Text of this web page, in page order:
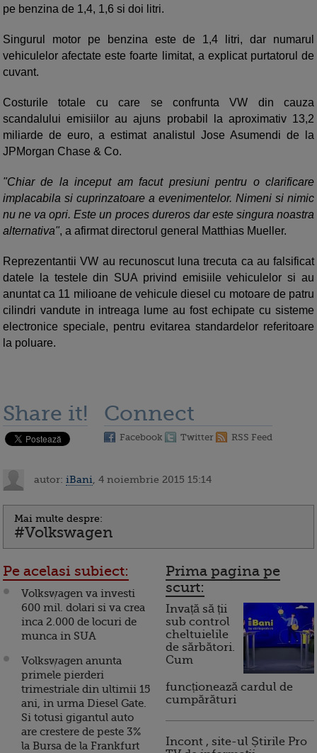
pe benzina de 1,4, 1,6 si doi litri.
Singurul motor pe benzina este de 1,4 litri, dar numarul
vehiculelor afectate este foarte limitat, a explicat purtatorul de
cuvant.
Costurile totale cu care se confrunta VW din cauza
scandalului emisiilor au ajuns probabil la aproximativ 13,2
miliarde de euro, a estimat analistul Jose Asumendi de la
JPMorgan Chase & Co.
"Chiar de la inceput am facut presiuni pentru o clarificare
implacabila si cuprinzatoare a evenimentelor. Nimeni si nimic
nu ne va opri. Este un proces dureros dar este singura noastra
alternativa", a afirmat directorul general Matthias Mueller.
Reprezentantii VW au recunoscut luna trecuta ca au falsificat
datele la testele din SUA privind emisiile vehiculelor si au
anuntat ca 11 milioane de vehicule diesel cu motoare de patru
cilindri vandute in intreaga lume au fost echipate cu sisteme
electronice speciale, pentru evitarea standardelor referitoare
la poluare.
Share it! Connect
Facebook Twitter RSS Feed
autor: iBani , 4 noiembrie 2015 15:14
Mai multe despre:
#Volkswagen
Pe acelasi subiect:
Volkswagen va investi
600 mil. dolari si va crea
inca 2.000 de locuri de
munca in SUA
Volkswagen anunta
primele pierderi
trimestriale din ultimii 15
ani, in urma Diesel Gate.
Si totusi gigantul auto
are crestere de peste 3%
la Bursa de la Frankfurt
Prima pagina pe
scurt:
Invață să ții
sub control
cheltuielile
de sărbători.
Cum
funcționează cardul de
cumpărături
Incont , site-ul Știrile Pro